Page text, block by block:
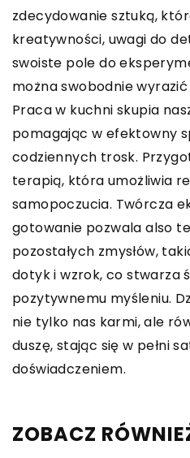
zdecydowanie sztuką,
kreatywności, uwagi do
swoiste pole do
można swobodnie
Praca w kuchni skupia
pomagając w efektowny
codziennych trosk.
terapią, która umożliwia
samopoczucia. Twórcza
gotowanie pozwala also
pozostałych zmysłów,
dotyk i wzrok, co stwarza
pozytywnemu myśleniu.
nie tylko nas karmi, ale
duszę, stając się w pełni
doświadczeniem.
ZOBACZ